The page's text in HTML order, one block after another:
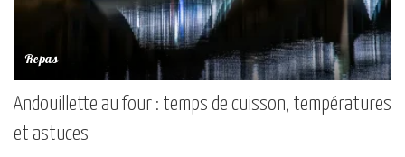
Repas
Andouillette au four : temps de cuisson, températures
et astuces